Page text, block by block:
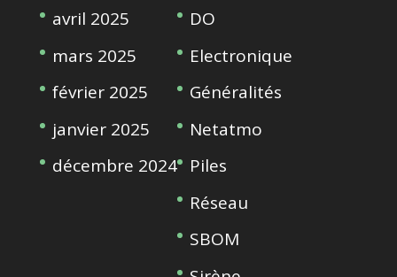
avril 2025
mars 2025
février 2025
janvier 2025
décembre 2024
DO
Electronique
Généralités
Netatmo
Piles
Réseau
SBOM